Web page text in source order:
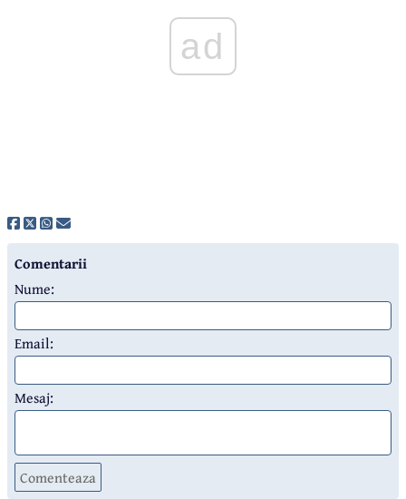
ad
Comentarii
Nume:
Email:
Mesaj:
Comenteaza